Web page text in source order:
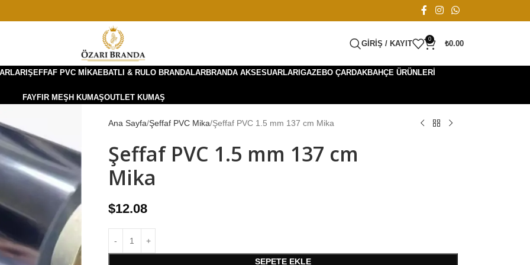
GIRIŞ / KAYIT
0
₺0.00
ŞEFFAF PVC MIKAEBATLI & RULO BRANDALARBRANDA AKSESUARLARIGAZEBO ÇARDAKBAHÇE ÜRÜNLERI
FAYFIR MEŞH KUMAŞOUTLET KUMAŞ
Ana Sayfa Şeffaf PVC Mika Şeffaf PVC 1.5 mm 137 cm Mika
Şeffaf PVC 1.5 mm 137 cm
Mika
$12.08
SEPETE EKLE